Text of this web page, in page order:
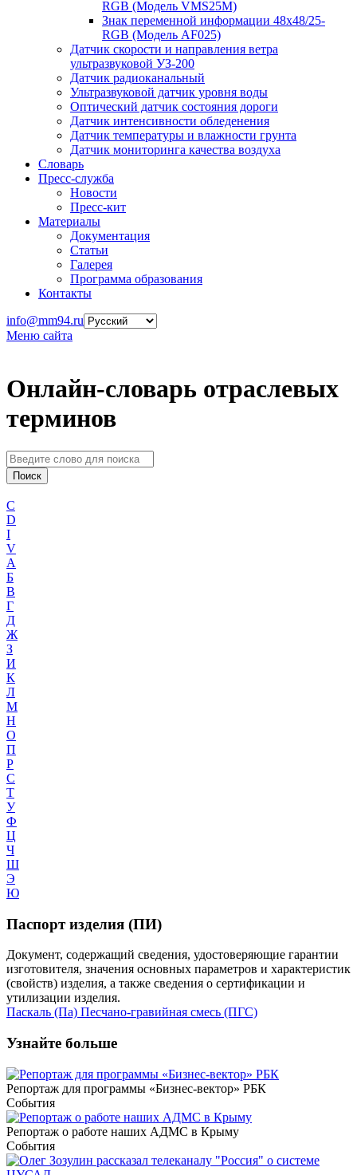
RGB (Модель VMS25M)
Знак переменной информации 48х48/25-
RGB (Модель АF025)
Датчик скорости и направления ветра
ультразвуковой УЗ-200
Датчик радиоканальный
Ультразвуковой датчик уровня воды
Оптический датчик состояния дороги
Датчик интенсивности обледенения
Датчик температуры и влажности грунта
Датчик мониторинга качества воздуха
Словарь
Пресс-служба
Новости
Пресс-кит
Материалы
Документация
Статьи
Галерея
Программа образования
Контакты
info@mm94.ru
Меню сайта
Онлайн-словарь отраслевых
терминов
C
D
I
V
А
Б
В
Г
Д
Ж
З
И
К
Л
М
Н
О
П
Р
С
Т
У
Ф
Ц
Ч
Ш
Э
Ю
Паспорт изделия (ПИ)
Документ, содержащий сведения, удостоверяющие гарантии
изготовителя, значения основных параметров и характеристик
(свойств) изделия, а также сведения о сертификации и
утилизации изделия.
Паскаль (Па) Песчано-гравийная смесь (ПГС)
Узнайте больше
Репортаж для программы «Бизнес-вектор» РБК
События
Репортаж о работе наших АДМС в Крыму
События